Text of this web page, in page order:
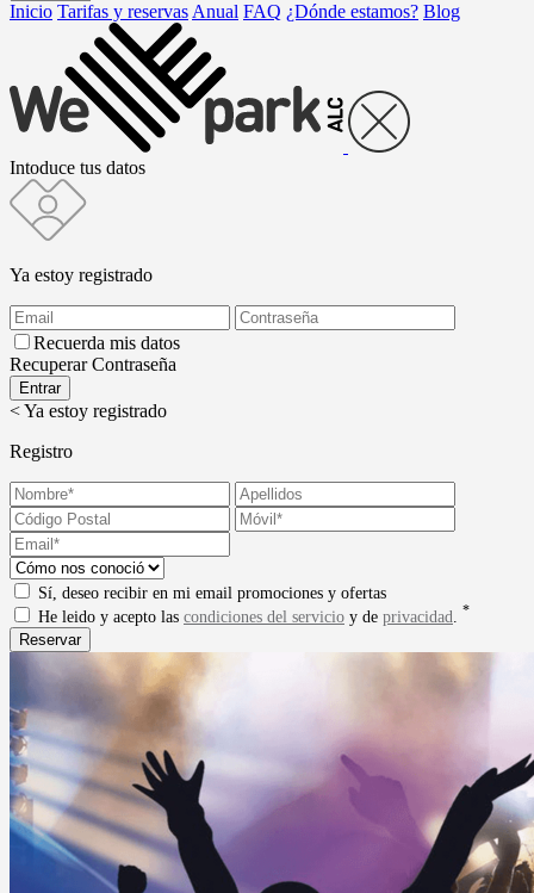
Inicio Tarifas y reservas Anual FAQ ¿Dónde estamos? Blog
Intoduce tus datos
Ya estoy registrado
Recuerda mis datos
Recuperar Contraseña
< Ya estoy registrado
Registro
Sí, deseo recibir en mi email promociones y ofertas
He leido y acepto las condiciones del servicio y de privacidad. *